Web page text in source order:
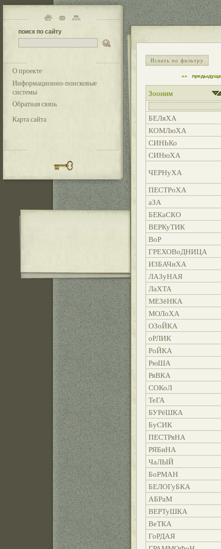
поиск по сайту
О проекте
Информационно-поисковые
системы
Обратная связь
Карта сайта
Искать по фильтру
««
Зооним
БЕЛяХА
КОМЛюХА
СИНЬКо
СИНюХА
ЧЕРНуХА
ПЕСТРоХА
аЗА
БЕКаСКО
ВЕРКуТИК
ВоР
ГРЕХОВоДНИЦА
ИЗБАЧиХА
ЛАЗуНАЯ
ЛаХТА
МЕЗёНКА
МОЛоХА
ОЗоЙКА
оРЛИК
РоЙКА
РюША
РяВКА
СОКоЛ
ТеГА
БУРёШКА
БуСИК
ПЕСТРяНА
РЯБиНА
ЧаЛЫЙ
БоРМАН
БЕЛОГуБКА
АБРаМ
ВЕРТуШКА
ВеТКА
ГоРДАЯ